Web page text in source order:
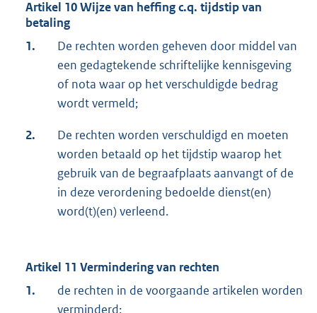
Artikel 10 Wijze van heffing c.q. tijdstip van
betaling
1.
De rechten worden geheven door middel van
een gedagtekende schriftelijke kennisgeving
of nota waar op het verschuldigde bedrag
wordt vermeld;
2.
De rechten worden verschuldigd en moeten
worden betaald op het tijdstip waarop het
gebruik van de begraafplaats aanvangt of de
in deze verordening bedoelde dienst(en)
word(t)(en) verleend.
Artikel 11 Vermindering van rechten
1.
de rechten in de voorgaande artikelen worden
verminderd: